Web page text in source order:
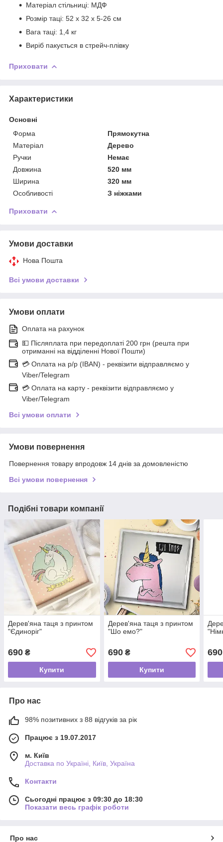
Матеріал стільниці: МДФ
Розмір таці: 52 х 32 х 5-26 см
Вага таці: 1,4 кг
Виріб пакується в стрейч-плівку
Приховати
Характеристики
Основні
Форма
Прямокутна
Матеріал
Дерево
Ручки
Немає
Довжина
520 мм
Ширина
320 мм
Особливості
З ніжками
Приховати
Умови доставки
Нова Пошта
Всі умови доставки
Умови оплати
Оплата на рахунок
💵 Післяплата при передоплаті 200 грн (решта при
отриманні на відділенні Нової Пошти)
💳 Оплата на р/р (IBAN) - реквізити відправляємо у
Viber/Telegram
💳 Оплата на карту - реквізити відправляємо у
Viber/Telegram
Всі умови оплати
Умови повернення
Повернення товару впродовж 14 днів за домовленістю
Всі умови повернення
Подібні товари компанії
Дерев'яна таця з принтом
"Єдиноріг"
690 ₴
Купити
Дерев'яна таця з принтом
"Шо емо?"
690₴
Купити
690
Про нас
98% позитивних з 88 відгуків за рік
Працює з 19.07.2017
м. Київ
Доставка по Україні, Київ, Україна
Контакти
Сьогодні працює з 09:30 до 18:30
Показати весь графік роботи
Про нас